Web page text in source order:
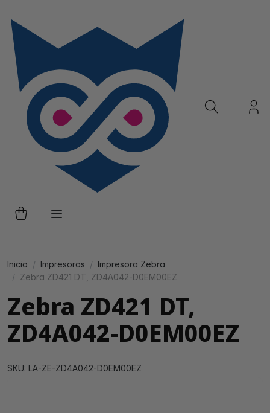
Inicio Impresoras
Impresora Zebra
Zebra ZD421 DT, ZD4A042-D0EM00EZ
Zebra ZD421 DT,
ZD4A042-D0EM00EZ
SKU: LA-ZE-ZD4A042-D0EM00EZ